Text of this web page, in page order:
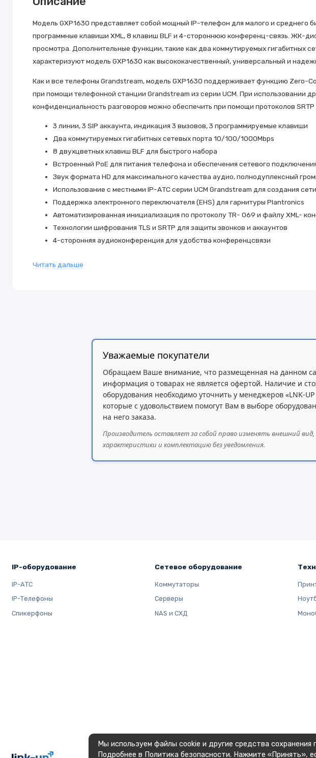
Модель GXP1630 представляет собой мощный IP-телефон для малого и среднего
программные клавиши XML, 8 клавиш BLF и 4-стороннюю конференц-связь. ЖК-
просмотра. Дополнительные функции, такие как два коммутируемых гигабитных
характеризуют модель GXP1630 как высококачественный, универсальный и
Как и все телефоны Grandstream, модель GXP1630 поддерживает функцию Zero-
при помощи телефонной станции Grandstream из серии UCM. При использовании
конфиденциальность разговоров можно обеспечить при помощи протоколов SRTP
3 линии, 3 SIP аккаунта, индикация 3 вызовов, 3 программируемые клавиши
Два коммутируемых гигабитных сетевых порта 10/100/1000Mbps
8 двухцветных клавиш BLF для быстрого набора
Встроенный PoE для питания телефона и обеспечения сетевого
Звук формата HD для максимального качества аудио, полнодуплексный
Использование с местными IP-АТС серии UCM Grandstream для создания
Поддержка электронного переключателя (EHS) для гарнитуры Plantronics
Автоматизированная инициализация по протоколу TR- 069 и файлу XML-
Технологии шифрования TLS и SRTP для защиты звонков и аккаунтов
4-сторонняя аудиоконференция для удобства конференцсвязи
Звук формата HD для максимального качества аудио, полнодуплексный
Поддержка EHS для гарнитур Plantronics
Четырехсторонняя конференц-связь
Два порта Gigabit Ethernet с PoE
Читать дальше
Уважаемые покупатели
Обращаем Ваше внимание, что размещенная на данном
информация о товарах не является офертой. Наличие и
оборудования необходимо уточнить у менеджеров «LNK-UP
которые с удовольствием помогут Вам в выборе
на него заказа.
Производитель оставляет за собой право изменять внешний вид,
характеристики и комплектацию без уведомления.
Мы используем файлы cookie и другие средства
Подробнее в Политика безопасности. Нажмите «Принять»,
IP-оборудование
IP-АТС
IP-Телефоны
Спикерфоны
Сетевое оборудование
Коммутаторы
Серверы
NAS и СХД